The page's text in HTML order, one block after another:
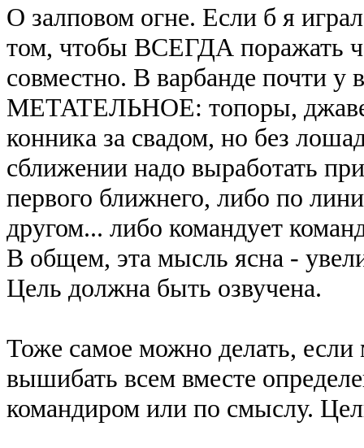
О залповом огне. Если б я
том, чтобы ВСЕГДА поражать
совместно. В варбанде почти у
МЕТАТЕЛЬНОЕ: топоры,
конника за свадом, но без
сближении надо выработать
первого ближнего, либо по
другом... либо командует
В общем, эта мысль ясна -
Цель должна быть озвучена.
Тоже самое можно делать,
вышибать всем вместе
командиром или по смыслу.